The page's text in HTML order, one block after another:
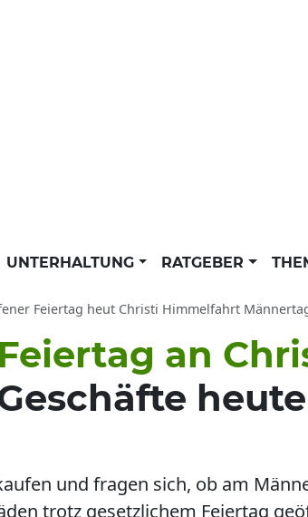
UNTERHALTUNG RATGEBER
Feiertag heut Christi Himmelfahrt Männertag Vatertag:
an
und fragen sich, ob am
trotz gesetzlichem Feiertag